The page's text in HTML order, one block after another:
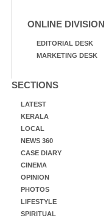
ONLINE DIVISION
EDITORIAL DESK
MARKETING DESK
SECTIONS
LATEST
KERALA
LOCAL
NEWS 360
CASE DIARY
CINEMA
OPINION
PHOTOS
LIFESTYLE
SPIRITUAL